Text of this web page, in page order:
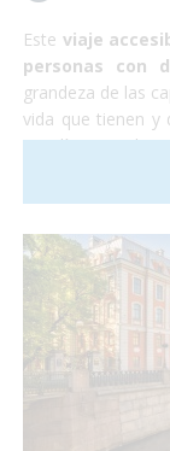
Este viaje
personas con
grandeza de las
vida que tienen y
22 días por las
Ámsterdam,
todas muy
ensueño.
personas con
hoteles,
actividades
descubrir el
que
maravillan con
culturas